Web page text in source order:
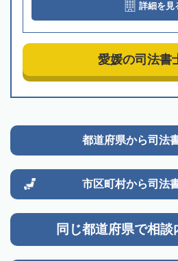
詳細を見
愛媛の司法書
都道府県から司法
市区町村から司法
同じ都道府県で相談